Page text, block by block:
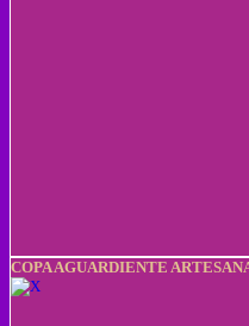
COPA AGUARDIENTE